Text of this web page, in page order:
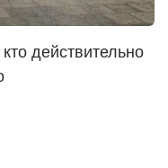
действительно